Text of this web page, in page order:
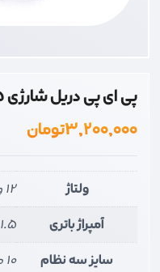
پی ای پی دریل شارژی 1215
۳,۲۰۰,۰۰۰تومان
ولتاژ
12 ولت
آمپراژ باتری
1.5 آمپر
سایز سه نظام
10 میلی‌ متر